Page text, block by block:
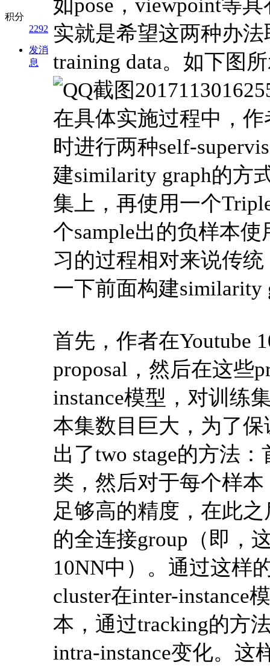
积分
2292
发消
息
如pose，viewpoint等
实就是希望这两种办
training data。如下图
在具体实施过程中，
时进行两种self-
建similarity graph的方
集上，再使用一个
个sample出的负样本
习的过程相对来说传
一下前面构建similarity
首先，作者在Youtube
proposal，然后在这些
instance模型，对训练
本集数目巨大，为了
出了two stage的方法
类，然后对于每个样
足够高的精度，在此
的全连接group（即，
10NN中）。通过这样
cluster在inter-instance
本，通过tracking的方
intra-instance变化。这